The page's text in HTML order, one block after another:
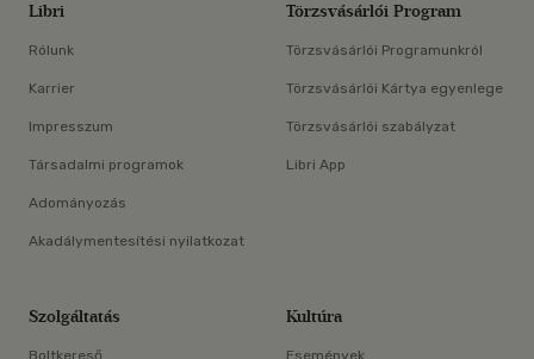
Libri
Rólunk
Karrier
Impresszum
Társadalmi programok
Adományozás
Akadálymentesítési nyilatkozat
Törzsvásárlói Program
Törzsvásárlói Programunkról
Törzsvásárlói Kártya egyenlege
Törzsvásárlói szabályzat
Libri App
Szolgáltatás
Boltkereső
Kultúra
Események